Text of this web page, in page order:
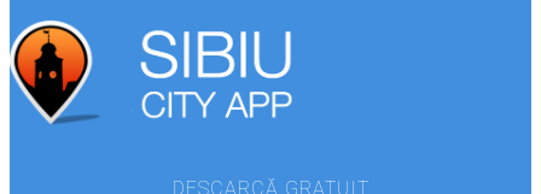
DESCARCĂ GRATUIT